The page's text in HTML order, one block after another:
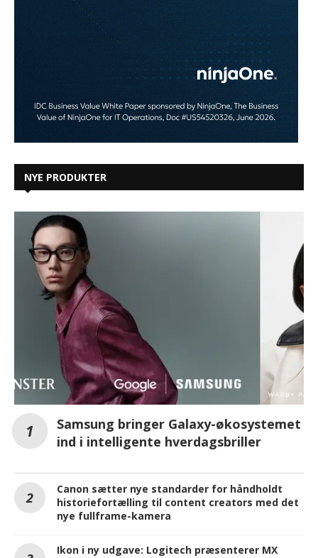
NYE PRODUKTER
Samsung bringer Galaxy-økosystemet
ind i intelligente hverdagsbriller
Canon sætter nye standarder for håndholdt
historiefortælling til content creators med det
nye fullframe-kamera
Ikon i ny udgave: Logitech præsenterer MX